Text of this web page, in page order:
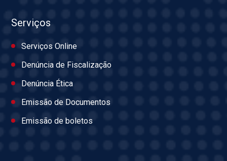
Serviços
Serviços Online
Denúncia de Fiscalização
Denúncia Ética
Emissão de Documentos
Emissão de boletos